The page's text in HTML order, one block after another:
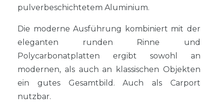
pulverbeschichtetem Aluminium.
Die moderne Ausführung kombiniert mit der
eleganten runden Rinne und
Polycarbonatplatten ergibt sowohl an
modernen, als auch an klassischen Objekten
ein gutes Gesamtbild. Auch als Carport
nutzbar.